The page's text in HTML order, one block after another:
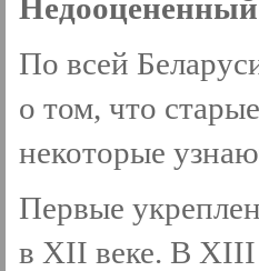
По всей
о том, что
некоторые
Первые
в XII веке. В XIII